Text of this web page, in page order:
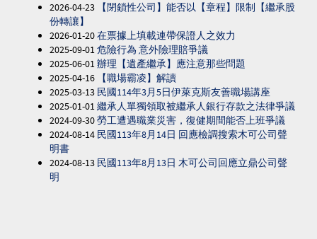
2026-04-23
【閉鎖性公司】能否以【章程】限制【繼承股
份轉讓】
2026-01-20在票據上填載連帶保證人之效力
2025-09-01危險行為 意外險理賠爭議
2025-06-01辦理【遺產繼承】應注意那些問題
2025-04-16
【職場霸凌】解讀
2025-03-13 民國114年3月5日伊萊克斯友善職場講座
2025-01-01繼承人單獨領取被繼承人銀行存款之法律爭議
2024-09-30勞工遭遇職業災害，復健期間能否上班爭議
2024-08-14 民國113年8月14日 回應檢調搜索木可公司聲
明書
2024-08-13 民國113年8月13日 木可公司回應立鼎公司聲
明